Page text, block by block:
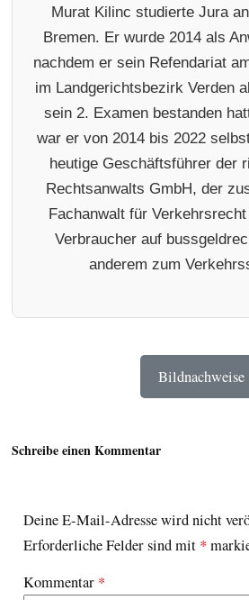
Murat Kilinc studierte Jura
Bremen. Er wurde 2014 als
nachdem er sein Refendariat
im Landgerichtsbezirk Verden
sein 2. Examen bestanden
war er von 2014 bis 2022
heutige Geschäftsführer der
Rechtsanwalts GmbH, der
Fachanwalt für
Verbraucher auf
anderem zum
Bildnachweise
Schreibe einen Kommentar
Deine E-Mail-Adresse wird nicht
Erforderliche Felder sind mit *
Kommentar *